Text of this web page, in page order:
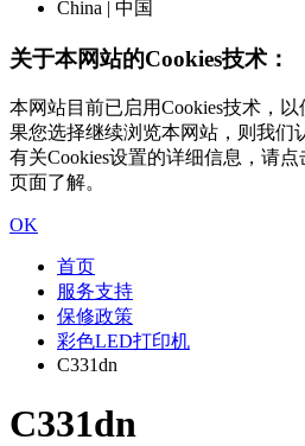
China | 中国
关于本网站的Cookies技术：
本网站目前已启用Cookies技术，
果您选择继续浏览本网站，则我们
有关Cookies设置的详细信息，请
页面了解。
OK
首页
服务支持
保修政策
彩色LED打印机
C331dn
C331dn